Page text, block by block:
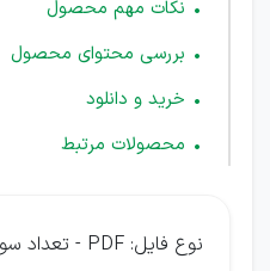
نکات مهم محصول
بررسی محتوای محصول
خرید و دانلود
محصولات مرتبط